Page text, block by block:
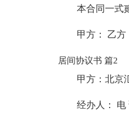
本合同一式
甲方： 乙方
居间协议书 篇2
甲方：北京
经办人： 电